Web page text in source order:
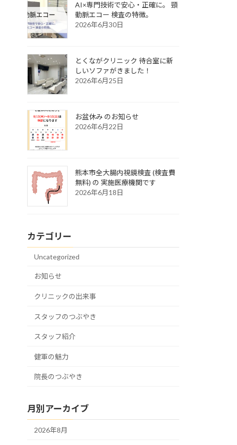
AI×専門技術で安心・正確に。 頸
動脈エコー 検査の特徴。
2026年6月30日
とくながクリニック 待合室に新
しいソファがきました！
2026年6月25日
お盆休み のお知らせ
2026年6月22日
熊本市全大腸内視鏡検査 (検査費
無料) の 実施医療機関です
2026年6月18日
カテゴリー
Uncategorized
お知らせ
クリニックの出来事
スタッフのつぶやき
スタッフ紹介
健軍の魅力
院長のつぶやき
月別アーカイブ
2026年8月